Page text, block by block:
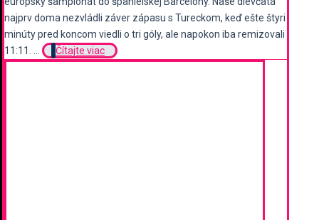
najprv doma nezvládli záver zápasu s Tureckom, keď ešte štyri
minúty pred koncom viedli o tri góly, ale napokon iba remizovali
11:11. ...
Čítajte viac